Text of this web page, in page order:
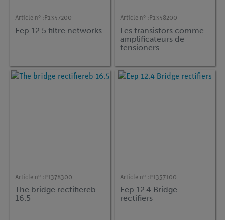
Article n° : P1357200
Eep 12.5 filtre networks
Article n° : P1358200
Les transistors comme
amplificateurs de
tensioners
Article n° : P1378300
The bridge rectifiereb
16.5
Article n° : P1357100
Eep 12.4 Bridge
rectifiers